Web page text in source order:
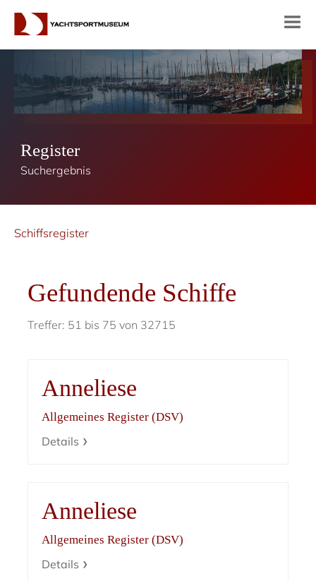
Register
Suchergebnis
Schiffsregister
Gefundende Schiffe
Treffer: 51 bis 75 von 32715
Anneliese
Allgemeines Register (DSV)
Details
Anneliese
Allgemeines Register (DSV)
Details